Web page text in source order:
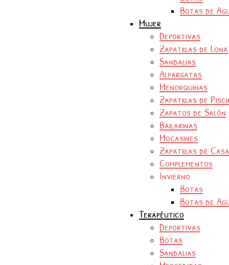
Botas de
Mujer
Deportivas
Zapatillas de Lona
Sandalias
Alpargatas
Menorquinas
Zapatillas de
Zapatos de Salón
Bailarinas
Mocasines
Zapatillas de Casa
Complementos
Invierno
Botas
Botas de
Terapéutico
Deportivas
Botas
Sandalias